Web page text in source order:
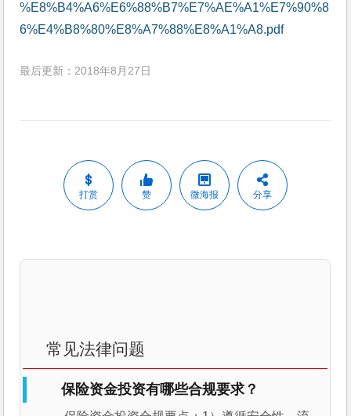
%E8%B4%A6%E6%88%B7%E7%AE%A1%E7%90%8
6%E4%B8%80%E8%A7%88%E8%A1%A8.pdf
最后更新：2018年8月27日
打赏 赞 微海报 分享
常见法律问题
保险资金投资有哪些合规要求？